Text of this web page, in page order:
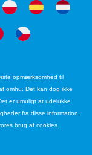
opmærksomhed til
omhu. Det kan dog ikke
er umuligt at udelukke
fra disse information.
brug af cookies.